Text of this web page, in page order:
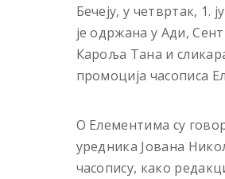
Бечеју, у четвртак,
је одржана у Ади,
Кароља Тана и
промоција часописа
О Елементима су
уредника Јована
часопису, како